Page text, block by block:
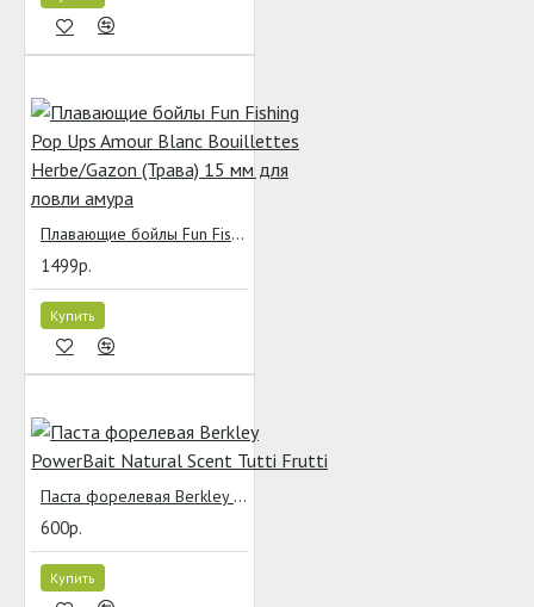
Плавающие бойлы Fun Fishing Pop Ups Amour Blanc Bouillettes Herbe/Gazon (Трава) 15 мм для ловли амура
1499р.
Купить
Паста форелевая Berkley PowerBait Natural Scent Tutti Frutti
600р.
Купить